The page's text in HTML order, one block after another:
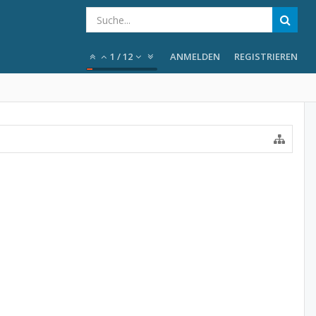
1 /12 ANMELDEN REGISTRIEREN